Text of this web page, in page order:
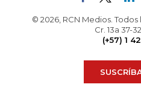
© 2026, RCN Medios.
Cr. 13a 37-
(+57) 1